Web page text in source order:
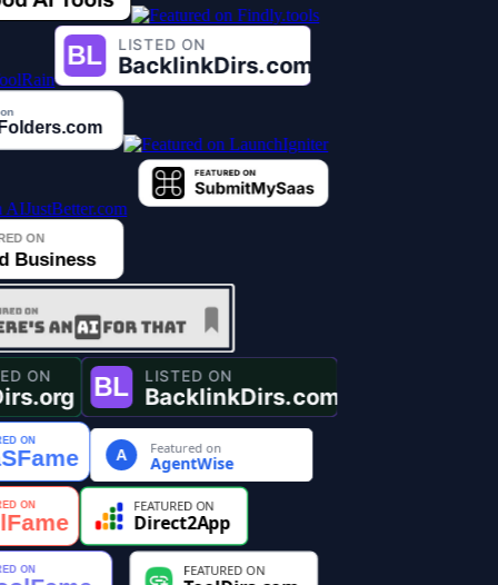
A Featured on
AgentWise